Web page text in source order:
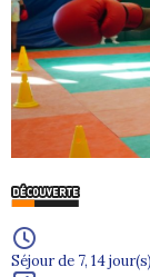
Séjour de 7, 14 jour(s)